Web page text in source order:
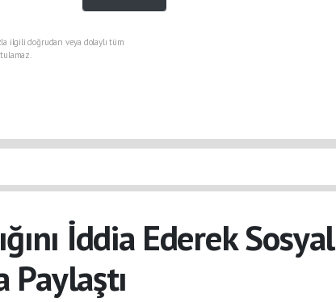
ilgili doğrudan veya dolaylı tüm
İddia Ederek Sosyal
Paylaştı